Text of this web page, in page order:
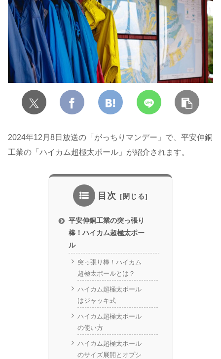
2024年12月8日放送の「がっちりマンデー」で、平安伸銅
工業の「ハイカム超極太ポール」が紹介されます。
目次
平安伸銅工業の突っ張り
棒！ハイカム超極太ポー
ル
突っ張り棒！ハイカム
超極太ポールとは？
ハイカム超極太ポール
はジャッキ式
ハイカム超極太ポール
の使い方
ハイカム超極太ポール
のサイズ展開とオプシ